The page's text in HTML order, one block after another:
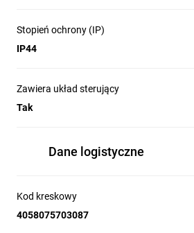
Stopień ochrony (IP)
IP44
Zawiera układ sterujący
Tak
Dane logistyczne
Kod kreskowy
4058075703087